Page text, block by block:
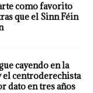
como favorito
que el Sinn Féin
cayendo en la
el centroderechista
dato en tres años